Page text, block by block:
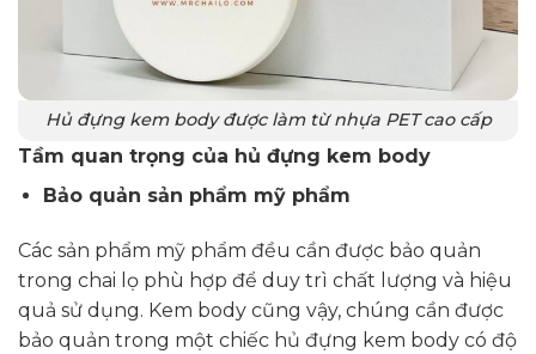
Hủ đựng kem body được làm từ nhựa PET cao cấp
Tầm quan trọng của hủ đựng kem body
Bảo quản sản phẩm mỹ phẩm
Các sản phẩm mỹ phẩm đều cần được bảo quản
trong chai lọ phù hợp để duy trì chất lượng và hiệu
quả sử dụng. Kem body cũng vậy, chúng cần được
bảo quản trong một chiếc hủ đựng kem body có độ